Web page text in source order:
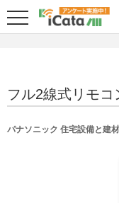
フル2線式リモコ
パナソニック 住宅設備と建